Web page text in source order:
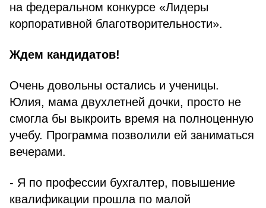
на федеральном конкурсе «Лидеры
корпоративной благотворительности».
Ждем кандидатов!
Очень довольны остались и ученицы.
Юлия, мама двухлетней дочки, просто не
смогла бы выкроить время на полноценную
учебу. Программа позволили ей заниматься
вечерами.
- Я по профессии бухгалтер, повышение
квалификации прошла по малой